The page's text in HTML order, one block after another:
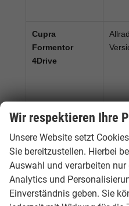
Cupra
Formentor
4Drive
Cupra
Formentor
Tageszulassung
Wir respektieren Ihre
Unsere Website setzt
Sie bereitzustellen. Hierbei
Auswahl und verarbeiten
Analytics und
Einverständnis geben. Sie